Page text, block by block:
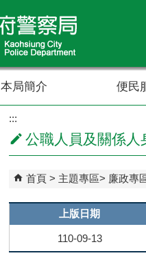
本局簡介 便民
:::
公職人員及關係人
首頁 主題專區 廉政專
上版日期
110-09-13